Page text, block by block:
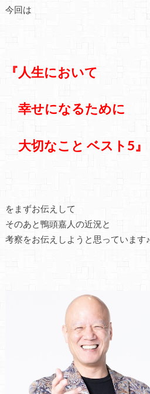
今回は
『人生において
幸せになるために
大切なこと ベスト5』
をまずお伝えして
そのあと鴨頭嘉人の近況と
考察をお伝えしようと思っています♪